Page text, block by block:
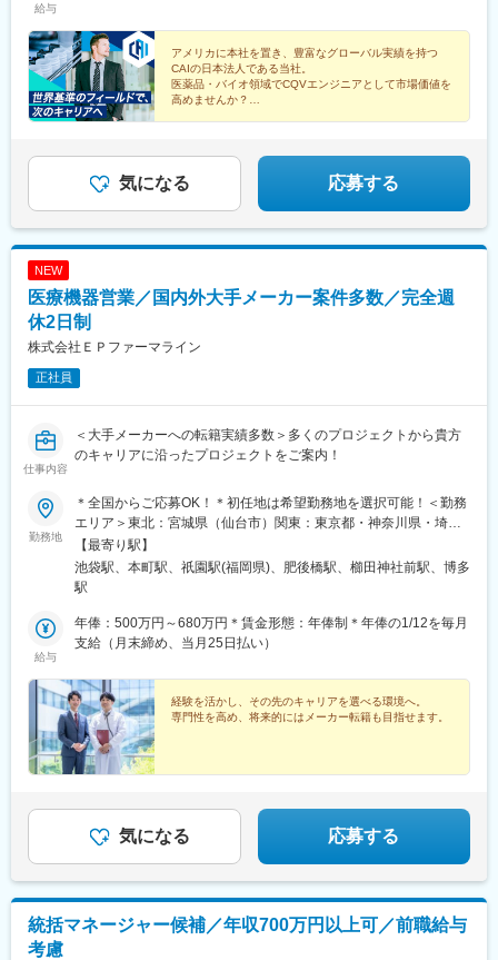
給与
アメリカに本社を置き、豊富なグローバル実績を持つ
CAIの日本法人である当社。
医薬品・バイオ領域でCQVエンジニアとして市場価値を
高めませんか？
◎グローバル基準の環境
◎トレーニング制度充実
気になる 応募する
NEW
医療機器営業／国内外大手メーカー案件多数／完全週
休2日制
株式会社ＥＰファーマライン
正社員
仕事内容
＜大手メーカーへの転籍実績多数＞多くのプロジェクトから貴方
のキャリアに沿ったプロジェクトをご案内！
勤務地
＊全国からご応募OK！＊初任地は希望勤務地を選択可能！＜勤務
エリア＞東北：宮城県（仙台市）関東：東京都・神奈川県・埼玉
県・千葉県・栃木県・群馬県東海：愛知県・静岡県・岐阜県信
越：長野県（松本市）北陸：石川県（金沢市）関西：大阪府・兵
庫県中国：広島県四国：香川県（高松市）・愛媛県（松山市）九
県【東京本社】東京都豊島区西池袋3-27-12 池袋ウェストパーク
ビル＊各線「池袋駅」西口より徒歩5分【大阪オフィス】大阪府大
各線「本町駅」より徒歩1分【福岡オフィス】福岡県福岡市博多区
博多駅前2-19-24 大博センタービル6F＊JR・福岡市地下鉄各線
「博多駅」より徒歩5分
【最寄り駅】
池袋駅、本町駅、祇園駅(福岡県)、肥後橋駅、櫛田神社前駅、博多
駅
給与
年俸：500万円～680万円＊賃金形態：年俸制＊年俸の1/12を毎月
支給（月末締め、当月25日払い）
経験を活かし、その先のキャリアを選べる環境へ。
専門性を高め、将来的にはメーカー転籍も目指せます。
気になる 応募する
統括マネージャー候補／年収700万円以上可／前職給与
考慮